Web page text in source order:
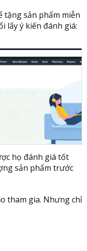
tặng sản phẩm miễn
lấy ý kiến đánh giá:
họ đánh giá tốt
sản phẩm trước
tham gia. Nhưng chỉ